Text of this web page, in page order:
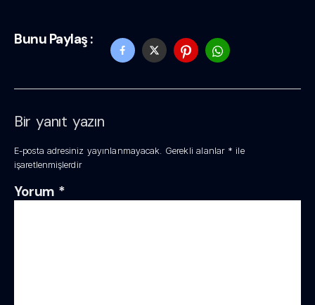
Bunu Paylaş :
Bir yanıt yazın
E-posta adresiniz yayınlanmayacak. Gerekli alanlar * ile
işaretlenmişlerdir
Yorum *